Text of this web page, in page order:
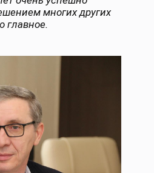
многих других
главное.